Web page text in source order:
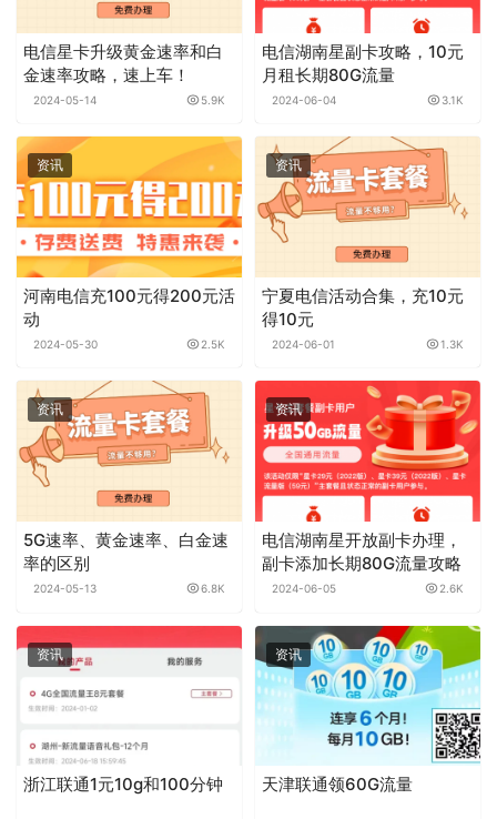
电信星卡升级黄金速率和白
金速率攻略，速上车！
2024-05-14 5.9K
电信湖南星副卡攻略，10元
月租长期80G流量
2024-06-04 3.1K
资讯
河南电信充100元得200元活
动
2024-05-30 2.5K
资讯
宁夏电信活动合集，充10元
得10元
2024-06-01 1.3K
资讯
5G速率、黄金速率、白金速
率的区别
2024-05-13 6.8K
资讯
电信湖南星开放副卡办理，
副卡添加长期80G流量攻略
2024-06-05 2.6K
资讯
浙江联通1元10g和100分钟
资讯
天津联通领60G流量